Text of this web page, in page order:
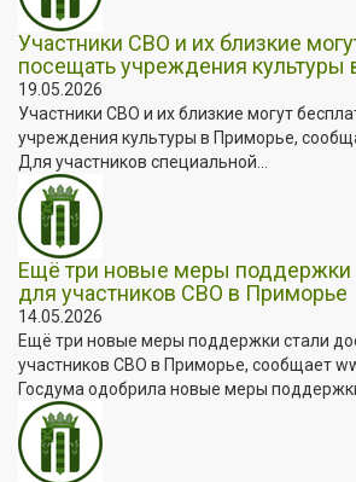
Участники СВО и их близкие
посещать учреждения культуры
19.05.2026
Участники СВО и их близкие могут
учреждения культуры в Приморье,
Для участников специальной...
Ещё три новые меры поддержки
для участников СВО в Приморье
14.05.2026
Ещё три новые меры поддержки стали
участников СВО в Приморье, сообщает
Госдума одобрила новые меры поддержки